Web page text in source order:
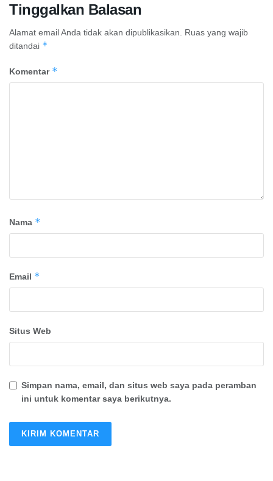
Tinggalkan Balasan
Alamat email Anda tidak akan dipublikasikan.
Ruas yang wajib
ditandai *
Komentar *
Nama *
Email *
Situs Web
Simpan nama, email, dan situs web saya pada peramban
ini untuk komentar saya berikutnya.